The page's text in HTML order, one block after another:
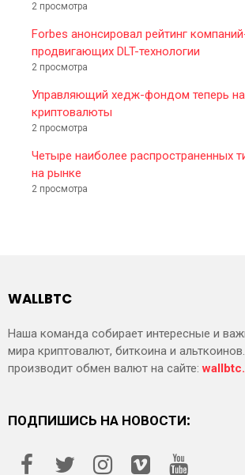
2 просмотра
Forbes анонсировал рейтинг
продвигающих DLT-технологии
2 просмотра
Управляющий хедж-фондом теперь
криптовалюты
2 просмотра
Четыре наиболее распространенных
на рынке
2 просмотра
WALLBTC
Наша команда собирает интересные и
мира криптовалют, биткоина и
производит обмен валют на сайте:
ПОДПИШИСЬ НА НОВОСТИ: